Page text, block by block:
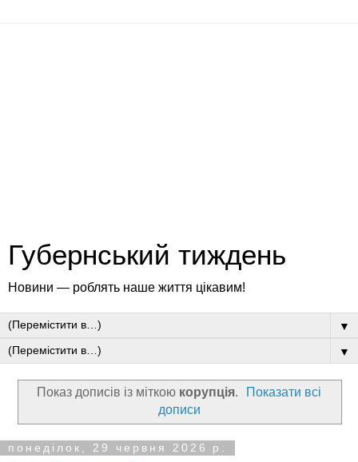
Губернський тиждень
Новини — роблять наше життя цікавим!
▼
▼
Показ дописів із міткою корупція.
Показати всі
дописи
понеділок, 29 червня 2026 р.